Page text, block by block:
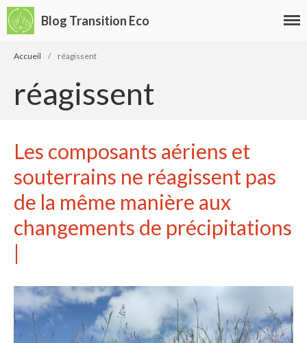
Rechercher
Recent Posts
Réduire les déchets : votre
guide pour les citoyens et les
électeurs
Toits verts | Association
Blog Transition Eco
Accueil / réagissent
réagissent
Les composants aériens et
souterrains ne réagissent pas
de la même manière aux
changements de précipitations
|